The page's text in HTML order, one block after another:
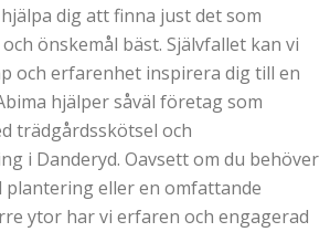
dig att finna just det som
önskemål bäst. Självfallet kan vi
och erfarenhet inspirera dig till en
hjälper såväl företag som
trädgårdsskötsel och
i Danderyd. Oavsett om du behöver
plantering eller en omfattande
ytor har vi erfaren och engagerad